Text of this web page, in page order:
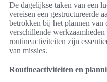
De dagelijkse taken van een
vereisen een gestructureerde
betrokken bij het plannen van
verschillende
routineactiviteiten zijn
van missies.
Routineactiviteiten en